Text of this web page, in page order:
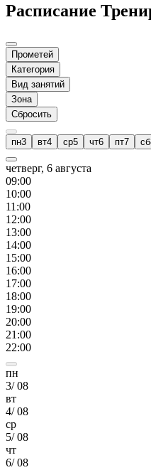
Расписание
Прометей
Категория
Вид занятий
Зона
Сбросить
пн3 вт4 ср5 чт6 пт7 сб
четверг, 6 августа
09:00
10:00
11:00
12:00
13:00
14:00
15:00
16:00
17:00
18:00
19:00
20:00
21:00
22:00
пн
3/08
вт
4/08
ср
5/08
чт
6/08